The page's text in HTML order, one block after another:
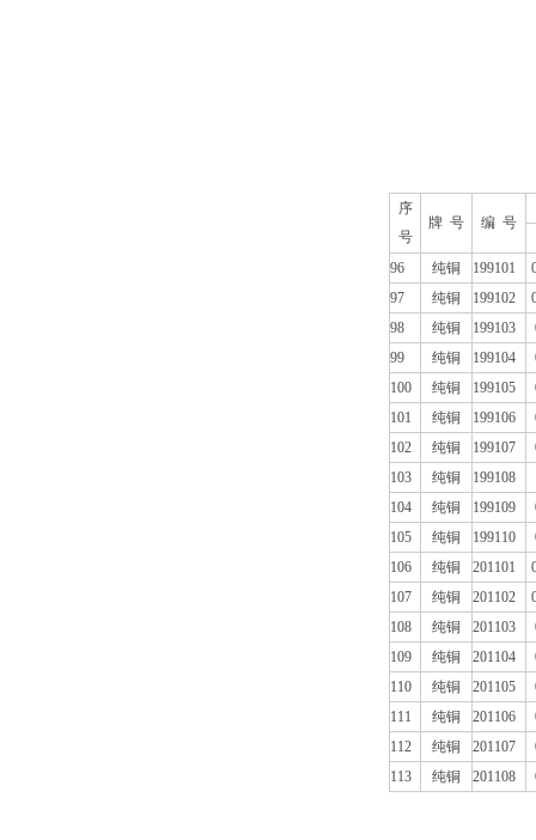
序
号
牌 号 编 号
96 纯铜 199101
97
纯铜 199102
98
纯铜 199103
99
纯铜 199104
100
纯铜 199105
101
纯铜 199106
102
纯铜 199107
103
纯铜
199108
104
纯铜 199109
105
纯铜 199110
106
纯铜 201101
107
纯铜 201102
108
纯铜 201103
109
纯铜 201104
110
纯铜 201105
111
纯铜 201106
112
纯铜 201107
113
纯铜 201108